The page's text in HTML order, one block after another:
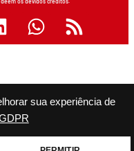
sua experiência de
os devidos créditos.